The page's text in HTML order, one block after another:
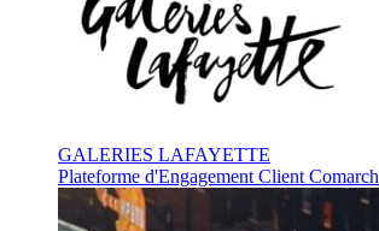
GALERIES LAFAYETTE
Plateforme d'Engagement Client Comarch